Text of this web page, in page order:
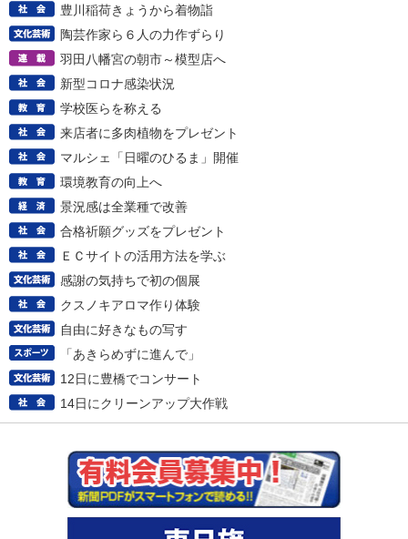
豊川稲荷きょうから着物詣
陶芸作家ら６人の力作ずらり
羽田八幡宮の朝市～模型店へ
新型コロナ感染状況
学校医らを称える
来店者に多肉植物をプレゼント
マルシェ「日曜のひるま」開催
環境教育の向上へ
景況感は全業種で改善
合格祈願グッズをプレゼント
ＥＣサイトの活用方法を学ぶ
感謝の気持ちで初の個展
クスノキアロマ作り体験
自由に好きなもの写す
「あきらめずに進んで」
12日に豊橋でコンサート
14日にクリーンアップ大作戦